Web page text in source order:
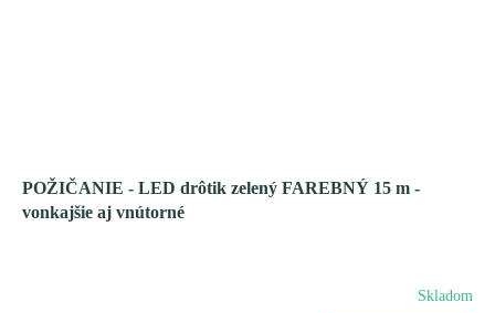
POŽIČANIE - LED drôtik zelený FAREBNÝ 15 m -
vonkajšie aj vnútorné
Skladom